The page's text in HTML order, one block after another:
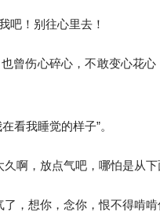
吧！别往心里去！
曾伤心碎心，不敢变心花心
看我睡觉的样子”。
啊，放点气吧，哪怕是从下
，想你，念你，恨不得啃啃